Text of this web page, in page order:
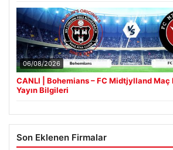
06/08/2026
CANLI | Bohemians – FC Midtjylland Maç
Yayın Bilgileri
Son Eklenen Firmalar